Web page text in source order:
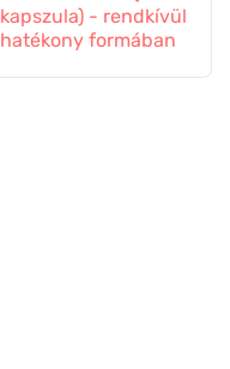
kapszula) - rendkívül
hatékony formában